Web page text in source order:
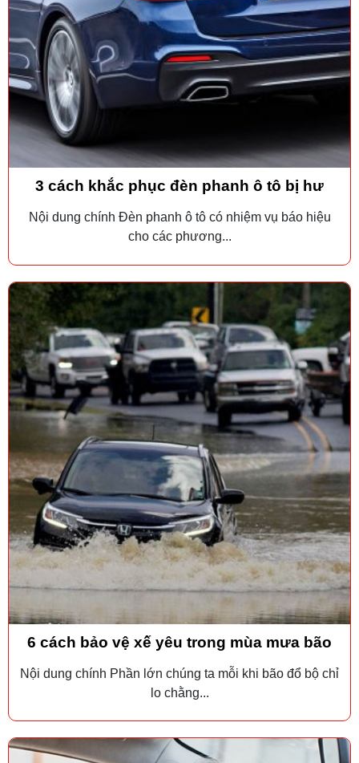
3 cách khắc phục đèn phanh ô tô bị hư
Nội dung chính Đèn phanh ô tô có nhiệm vụ báo hiệu
cho các phương...
6 cách bảo vệ xế yêu trong mùa mưa bão
Nội dung chính Phần lớn chúng ta mỗi khi bão đổ bộ chỉ
lo chằng...